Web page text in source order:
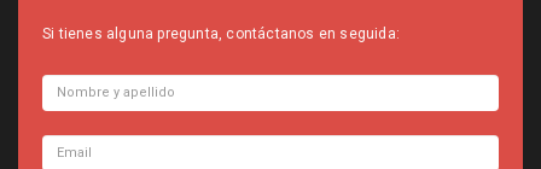
Si tienes alguna pregunta, contáctanos en seguida: